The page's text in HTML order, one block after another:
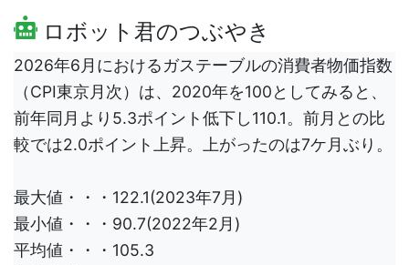
ロボット君のつぶやき
2026年6月におけるガステーブルの消費者物価指数
（CPI東京月次）は、2020年を100としてみると、
前年同月より5.3ポイント低下し110.1。前月との比
較では2.0ポイント上昇。上がったのは7ケ月ぶり。
最大値・・・122.1(2023年7月)
最小値・・・90.7(2022年2月)
平均値・・・105.3